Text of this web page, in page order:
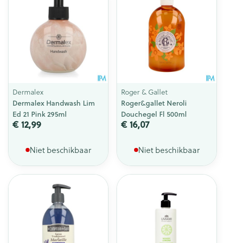
Dermalex
Dermalex Handwash Lim
Ed 21 Pink 295ml
€ 12,99
Niet beschikbaar
Roger & Gallet
Roger&gallet Neroli
Douchegel Fl 500ml
€ 16,07
Niet beschikbaar